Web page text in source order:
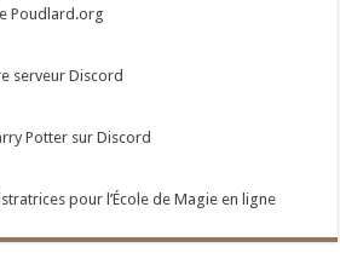
Poudlard.org
serveur Discord
Potter sur Discord
pour l’École de Magie en ligne